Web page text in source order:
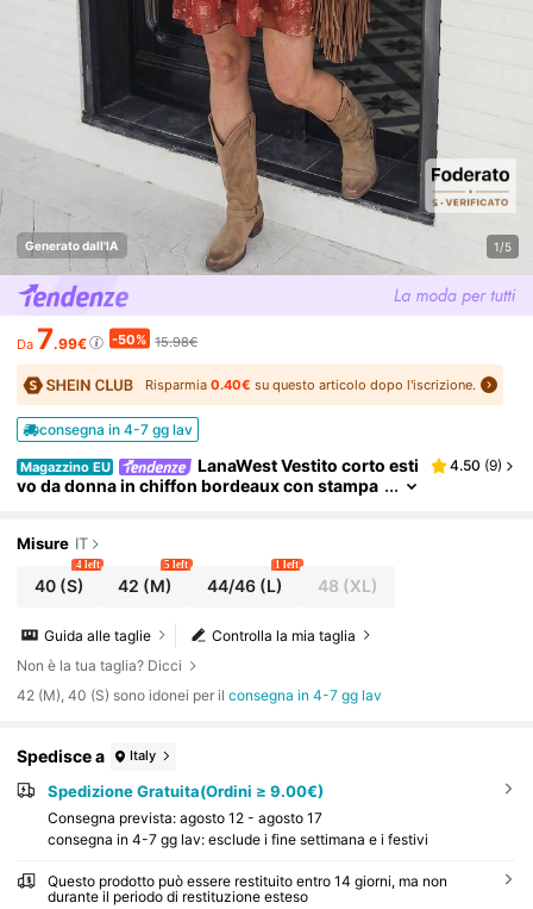
Generato dall'IA 1/5
Da 7.99€ -50% 15.98€
Risparmia 0.40€ su questo articolo dopo l'iscrizione.
consegna in 4-7 gg lav
Magazzino EU
LanaWest Vestito corto esti
vo da donna in chiffon bordeaux con stampa
rte, arricciature asimmetriche, multistrato, linea a
trapezio, stile babydoll, vintage western bohémie
n romantico casual, versatile per vacanze, uso qu
otidiano, comodo, minimalista, adatto per concer
ti di musica country
4.50 (9)
Misure IT
40(S)
4 left
42 (M)
5 left
44/46(L)
1 left
48 (XL)
Controlla la mia taglia
Guida alle taglie
Non è la tua taglia? Dicci
42 (M), 40 (S) sono idonei per ilconsegna in 4-7 gg lav
Spedisce a Italy
Spedizione Gratuita(Ordini ≥ 9.00€)
Consegna prevista: agosto 12 - agosto 17
consegna in 4-7 gg lav: esclude i fine settimana e i festivi
Questo prodotto può essere restituito entro 14 giorni, ma non
durante il periodo di restituzione esteso